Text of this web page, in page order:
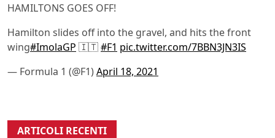
HAMILTONS GOES OFF!
Hamilton slides off into the gravel, and hits the front
wing#ImolaGP 🇮🇹#F1 pic.twitter.com/7BBN3JN3IS
— Formula 1 (@F1)April 18, 2021
ARTICOLI RECENTI